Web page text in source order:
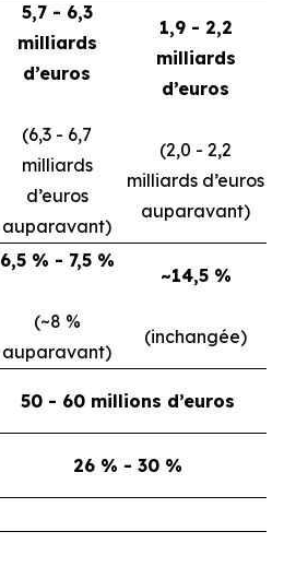
5,7 - 6,3
milliards
d’euros
(6,3 - 6,7
milliards
d’euros
auparavant)
1,9 - 2,2
milliards
d’euros
(2,0 - 2,2
milliards d’euros
auparavant)
6,5 % - 7,5 %
(~8 %
auparavant)
~14,5 %
(inchangée)
50 - 60 millions d’euros
26 % - 30 %